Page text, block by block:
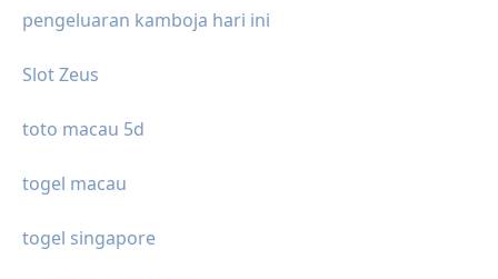
pengeluaran kamboja hari ini
Slot Zeus
toto macau 5d
togel macau
togel singapore